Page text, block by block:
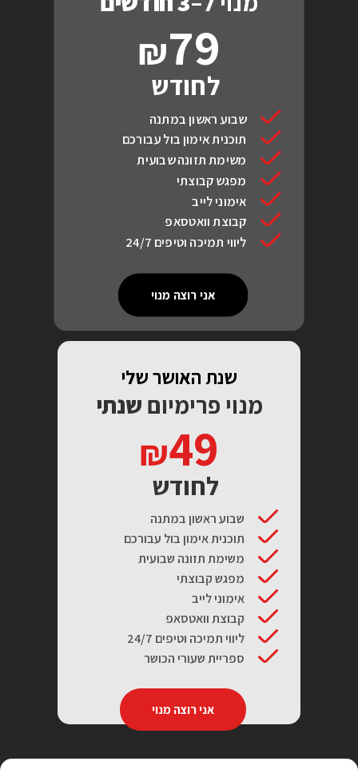
79
לחודש
שבוע ראשון במתנה
תוכנית אימון בול עבורכם
משימת תזונה שבועית
מפגש קבוצתי
אימוני לייב
קבוצת וואטסאפ
ליווי תמיכה וטיפים 24/7
אני רוצה מנוי
שנת האושר שלי
מנוי פרימיום שנתי
49
לחודש
שבוע ראשון במתנה
תוכנית אימון בול עבורכם
משימת תזונה שבועית
מפגש קבוצתי
אימוני לייב
קבוצת וואטסאפ
ליווי תמיכה וטיפים 24/7
ספריית שעורי הכושר
אני רוצה מנוי